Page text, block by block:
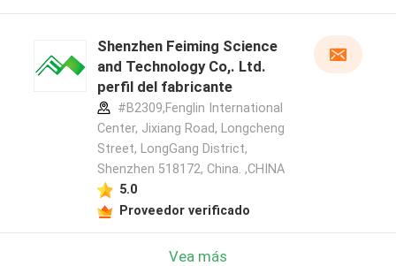
Shenzhen Feiming Science
and Technology Co,. Ltd.
perfil del fabricante
#B2309,Fenglin International
Center, Jixiang Road, Longcheng
Street, LongGang District,
Shenzhen 518172, China. ,CHINA
5.0
Proveedor verificado
Vea más